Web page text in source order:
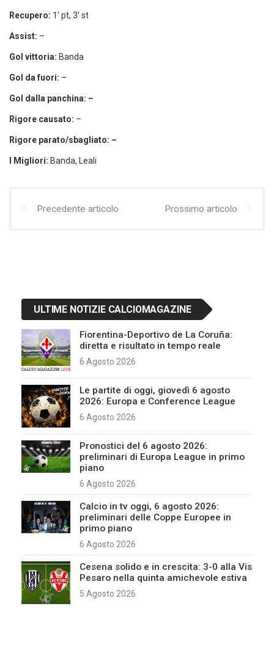
Recupero: 1′ pt, 3′ st
Assist: –
Gol vittoria: Banda
Gol da fuori: –
Gol dalla panchina: –
Rigore causato: –
Rigore parato/sbagliato: –
I Migliori: Banda, Leali
Precedente articolo Prossimo articolo
ULTIME NOTIZIE CALCIOMAGAZINE
Fiorentina-Deportivo de La Coruña:
diretta e risultato in tempo reale
6 Agosto 2026
Le partite di oggi, giovedì 6 agosto
2026: Europa e Conference League
6 Agosto 2026
Pronostici del 6 agosto 2026:
preliminari di Europa League in primo
piano
6 Agosto 2026
Calcio in tv oggi, 6 agosto 2026:
preliminari delle Coppe Europee in
primo piano
6 Agosto 2026
Cesena solido e in crescita: 3-0 alla Vis
Pesaro nella quinta amichevole estiva
5 Agosto 2026